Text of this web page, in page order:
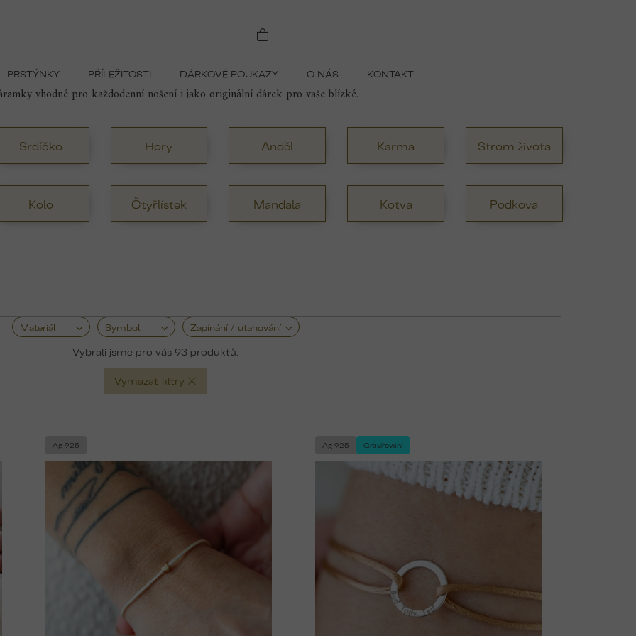
PRSTÝNKY PŘÍLEŽITOSTI DÁRKOVÉ POUKAZY O NÁS KONTAKT
spojuje eleganci a hlubší význam. Ať už hledáte talisman pro štěstí, symbol lásky nebo ochranný šperk, v naší nabídce
vhodné pro každodenní nošení i jako originální dárek pro vaše blízké.
Srdíčko Hory Anděl Karma Strom života
Kolo Čtyřlístek Mandala Kotva Podkova
Materiál Symbol Zapínání / utahování
Vymazat filtry
93
Ag 925 Ag 925 Gravírování